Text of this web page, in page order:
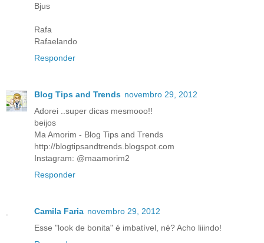
Bjus
Rafa
Rafaelando
Responder
Blog Tips and Trends novembro 29, 2012
Adorei ..super dicas mesmooo!!
beijos
Ma Amorim - Blog Tips and Trends
http://blogtipsandtrends.blogspot.com
Instagram: @maamorim2
Responder
Camila Faria novembro 29, 2012
Esse "look de bonita" é imbatível, né? Acho liiindo!